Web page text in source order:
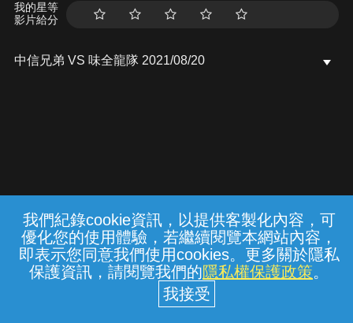
我們紀錄cookie資訊，以提供客製化內容，可
優化您的使用體驗，若繼續閱覽本網站內容，
即表示您同意我們使用cookies。更多關於隱私
保護資訊，請閱覽我們的隱私權保護政策。
我的星等
影片給分
中信兄弟 VS 味全龍隊 2021/08/20
常見問題 線上客服 服務條款 隱私權保護
中華電信股份有限公司個人家庭分公司
(統一編號：96979949) © 2026
{{notifyMsg}}